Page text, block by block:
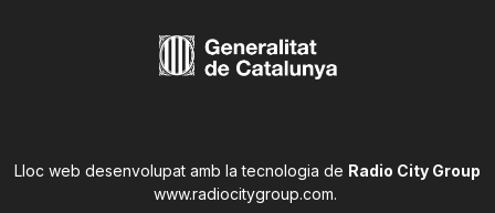
Lloc web desenvolupat amb la tecnologia de Radio City Group
www.radiocitygroup.com.